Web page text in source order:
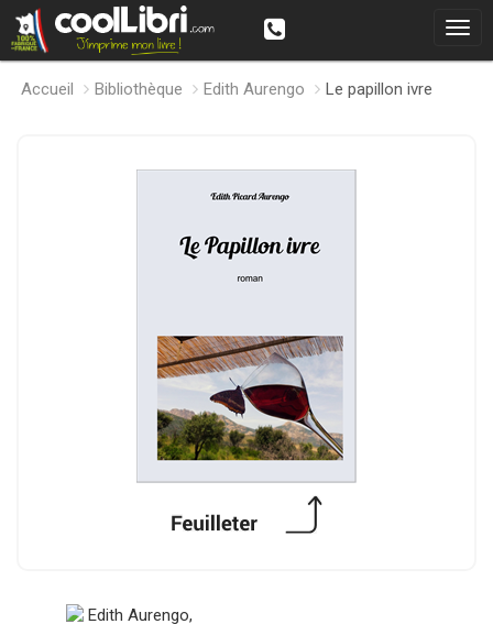
Accueil Bibliothèque Edith Aurengo Le papillon ivre